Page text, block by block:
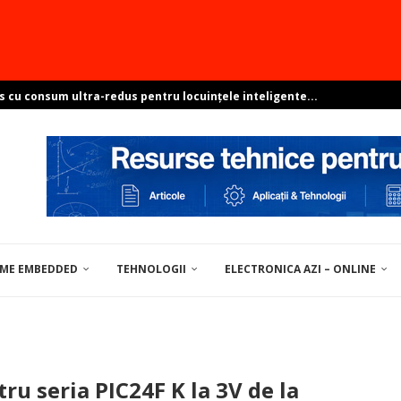
cu consum ultra-redus pentru locuințele inteligente...
EMBEDDED TEHNOLOGII ELECTRONICA AZI – ONLINE
seria PIC24F K la 3V de la